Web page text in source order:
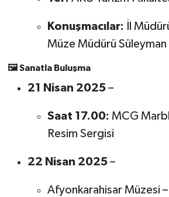
Konuşmacılar: İl
Müze Müdürü Süleyman
🖼️Sanatla Buluşma
21 Nisan 2025–
Saat 17.00: MCG
Resim Sergisi
22 Nisan 2025–
Afyonkarahisar Müzesi